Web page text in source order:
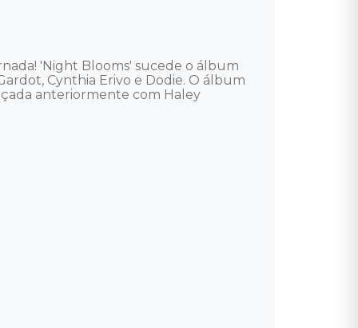
'Night Blooms' sucede o álbum
Cynthia Erivo e Dodie. O álbum
anteriormente com Haley